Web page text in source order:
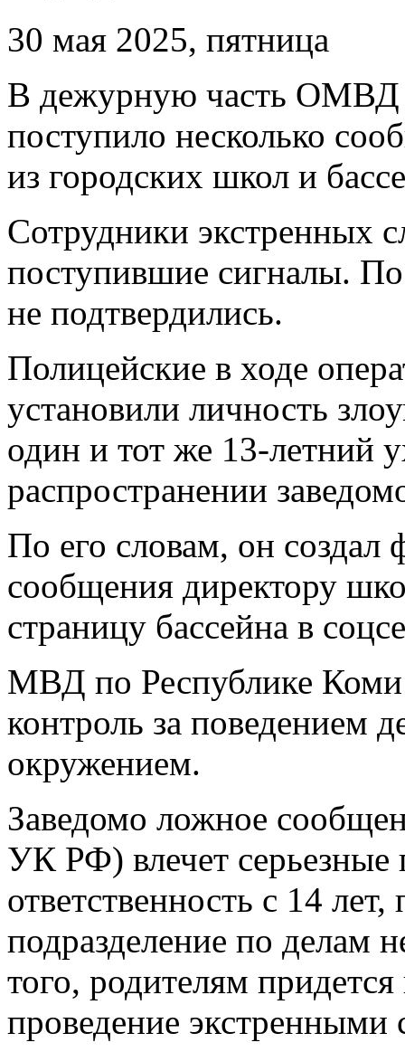
30 мая 2025, пятница
В дежурную часть ОМВД
поступило несколько
из городских школ и
Сотрудники экстренных
поступившие сигналы. По
не подтвердились.
Полицейские в ходе
установили личность
один и тот же 13-летний
распространении
По его словам, он создал
сообщения директору
страницу бассейна в
МВД по Республике Коми
контроль за поведением
окружением.
Заведомо ложное
УК РФ) влечет серьезные
ответственность с 14
подразделение по делам
того, родителям
проведение